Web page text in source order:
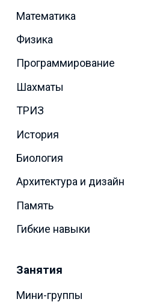
Математика
Физика
Программирование
Шахматы
ТРИЗ
История
Биология
Архитектура и дизайн
Память
Гибкие навыки
Занятия
Мини-группы